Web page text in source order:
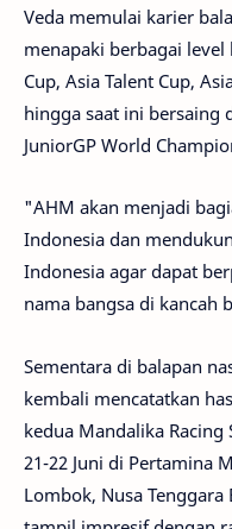
Veda memulai karier
menapaki berbagai
Cup, Asia Talent Cup,
hingga saat ini bersaing
JuniorGP World
"AHM akan menjadi
Indonesia dan
Indonesia agar dapat
nama bangsa di kancah
Sementara di balapan
kembali mencatatkan
kedua Mandalika Racing
21-22 Juni di Pertamina
Lombok, Nusa Tenggara